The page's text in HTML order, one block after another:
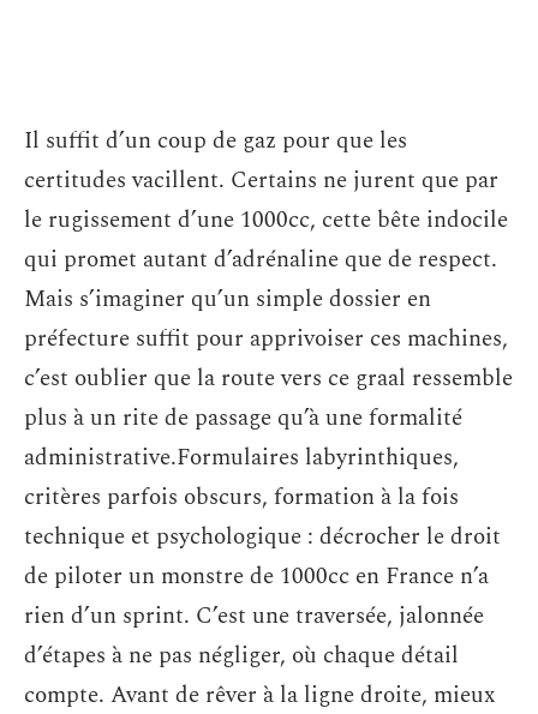
Il suffit d’un coup de gaz pour que les
certitudes vacillent. Certains ne jurent que par
le rugissement d’une 1000cc, cette bête indocile
qui promet autant d’adrénaline que de respect.
Mais s’imaginer qu’un simple dossier en
préfecture suffit pour apprivoiser ces machines,
c’est oublier que la route vers ce graal ressemble
plus à un rite de passage qu’à une formalité
administrative.Formulaires labyrinthiques,
critères parfois obscurs, formation à la fois
technique et psychologique : décrocher le droit
de piloter un monstre de 1000cc en France n’a
rien d’un sprint. C’est une traversée, jalonnée
d’étapes à ne pas négliger, où chaque détail
compte. Avant de rêver à la ligne droite, mieux